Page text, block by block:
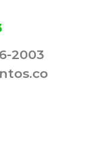
2003